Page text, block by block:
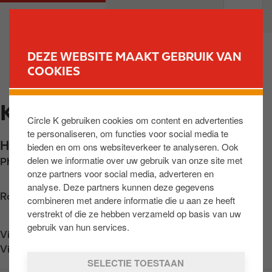
DEZE WEBSITE MAAKT GEBRUIK VAN
COOKIES
Circle K gebruiken cookies om content en advertenties
te personaliseren, om functies voor social media te
bieden en om ons websiteverkeer te analyseren. Ook
delen we informatie over uw gebruik van onze site met
onze partners voor social media, adverteren en
analyse. Deze partners kunnen deze gegevens
combineren met andere informatie die u aan ze heeft
verstrekt of die ze hebben verzameld op basis van uw
gebruik van hun services.
SELECTIE TOESTAAN
a
n
e
n
n
a
e
i
M
v
KALLO
Haendorpweg 1, Beveren,BE-9130,BE
Phone: +3235751658
Routebeschrijving opvragen
Vind ons op
Vind ons op